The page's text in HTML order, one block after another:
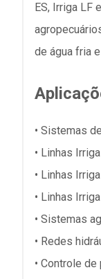
ES, Irriga LF
de água fria
• Sistemas
• Linhas
• Linhas
• Linhas
• Sistemas
• Redes
• Controle